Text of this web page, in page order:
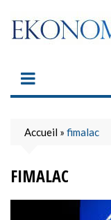
content
Accueil » fimalac
FIMALAC